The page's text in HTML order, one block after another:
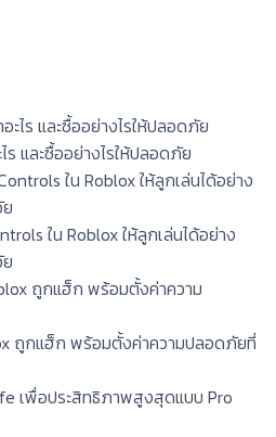
ร และซื้ออย่างไรให้ปลอดภัย
ใน Roblox ให้ลูกเล่นได้อย่าง
ถูกแฮ็ก พร้อมตั้งค่าความปลอดภัยที่